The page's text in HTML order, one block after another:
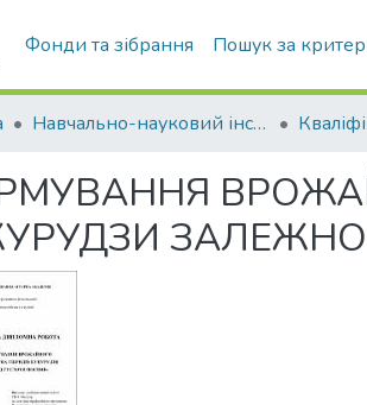
Фонди та зібрання Пошук за
Навчально-науковий інститут агротехнологій, селекції та екології
ЗАЛЕЖНО